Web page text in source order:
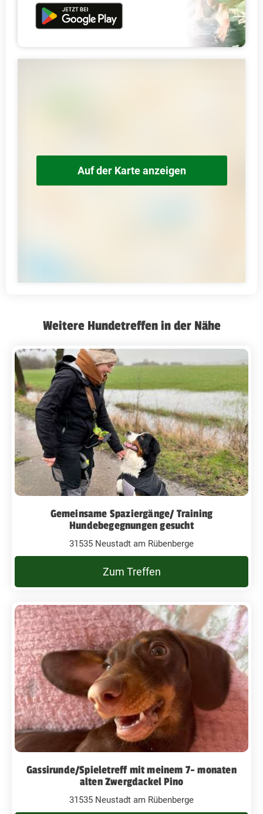
Auf der Karte anzeigen
Weitere Hundetreffen in der Nähe
Gemeinsame Spaziergänge/ Training
Hundebegegnungen gesucht
31535 Neustadt am Rübenberge
Zum Treffen
Gassirunde/Spieletreff mit meinem 7- monaten
alten Zwergdackel Pino
31535 Neustadt am Rübenberge